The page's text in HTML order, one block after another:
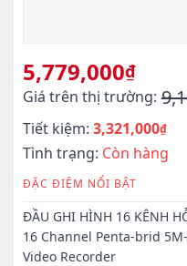
gốc
là:
9,100,000₫.
5,779,000₫
hiện
tại
là:
5,779,000₫.
Giá trên thị trường:
Tiết kiệm: 3,321,000₫
Tình trạng: Còn hàng
ĐẶC ĐIỆM NỔI BẬT
ĐẦU GHI HÌNH 16 KÊNH
16 Channel Penta-brid
Video Recorder